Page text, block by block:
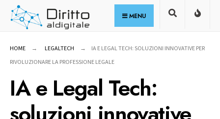
Skip
MENU
HOME LEGALTECH
IA E LEGAL TECH: SOLUZIONI INNOVATIVE PER
RIVOLUZIONARE LA PROFESSIONE LEGALE
IA e Legal Tech: